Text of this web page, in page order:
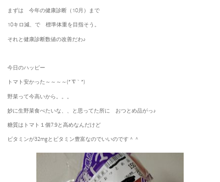
まずは 今年の健康診断（10月）まで
10キロ減、で 標準体重を目指そう。
それと健康診断数値の改善だわ♪
今日のハッピー
トマト安かった～～～～(*´∇｀*)
野菜って今高いから。。。
妙に生野菜食べたいな、、と思ってた所に おつとめ品がっ♪
糖質はトマト１個7.9と高めなんだけど
ビタミンが32mgとビタミン豊富なのでいいのです＾＾